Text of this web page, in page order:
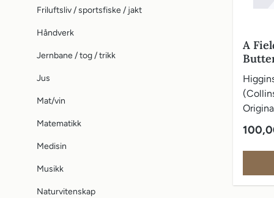
Friluftsliv / sportsfiske / jakt
Håndverk
Jernbane / tog / trikk
Jus
Mat/vin
Matematikk
Medisin
Musikk
Naturvitenskap
A
Europe
De
Vanlig